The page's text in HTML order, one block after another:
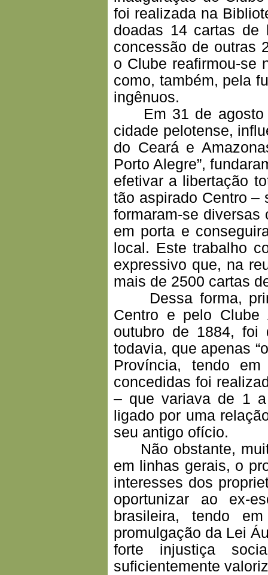
foi realizada na
doadas 14 cartas de
concessão de outras
o Clube reafirmou-se
como, também, pela
ingênuos.
Em 31 de agosto
cidade pelotense,
do Ceará e
Porto Alegre”,
efetivar a libertação
tão aspirado Centro –
formaram-se
em porta e
local. Este trabalho
expressivo que, na
mais de 2500 cartas
Dessa forma,
Centro e pelo
outubro de 1884, foi
todavia, que apenas
Província, tendo
concedidas foi
– que variava de 1
ligado por uma
seu antigo ofício.
Não obstante,
em linhas gerais, o
interesses dos
oportunizar ao ex-
brasileira, tendo
promulgação da Lei
forte injustiça
suficientemente